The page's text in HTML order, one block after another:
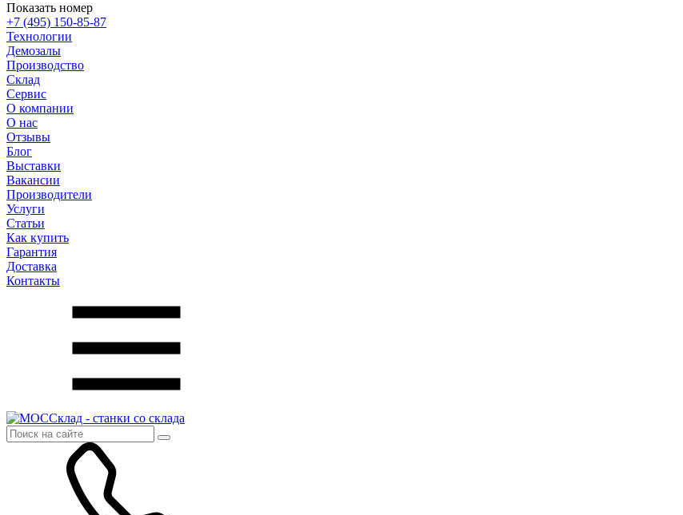
Показать номер
+7 (495) 150-85-87
Технологии
Демозалы
Производство
Склад
Сервис
О компании
О нас
Отзывы
Блог
Выставки
Вакансии
Производители
Услуги
Статьи
Как купить
Гарантия
Доставка
Контакты